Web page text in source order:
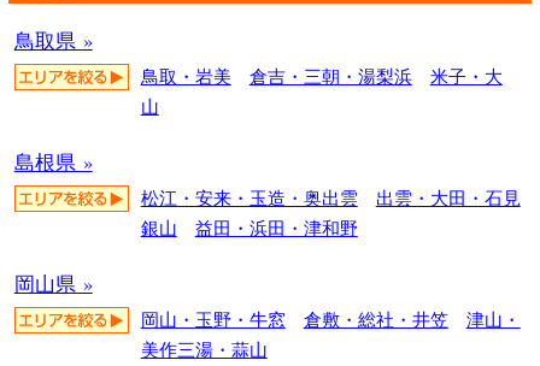
鳥取県 »
鳥取・岩美 倉吉・三朝・湯梨浜
米子・大
山
島根県 »
松江・安来・玉造・奥出雲
出雲・大田・石見
銀山
益田・浜田・津和野
岡山県 »
岡山・玉野・牛窓 倉敷・総社・井笠
津山・
美作三湯・蒜山